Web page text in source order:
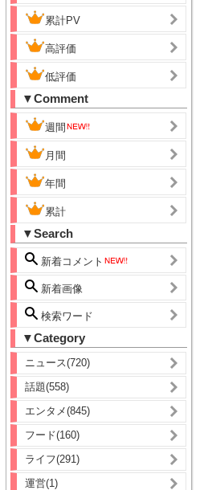
累計PV
高評価
低評価
▼Comment
週間
月間
年間
累計
▼Search
新着コメント
新着画像
検索ワード
▼Category
ニュース(720)
話題(558)
エンタメ(845)
フード(160)
ライフ(291)
運営(1)